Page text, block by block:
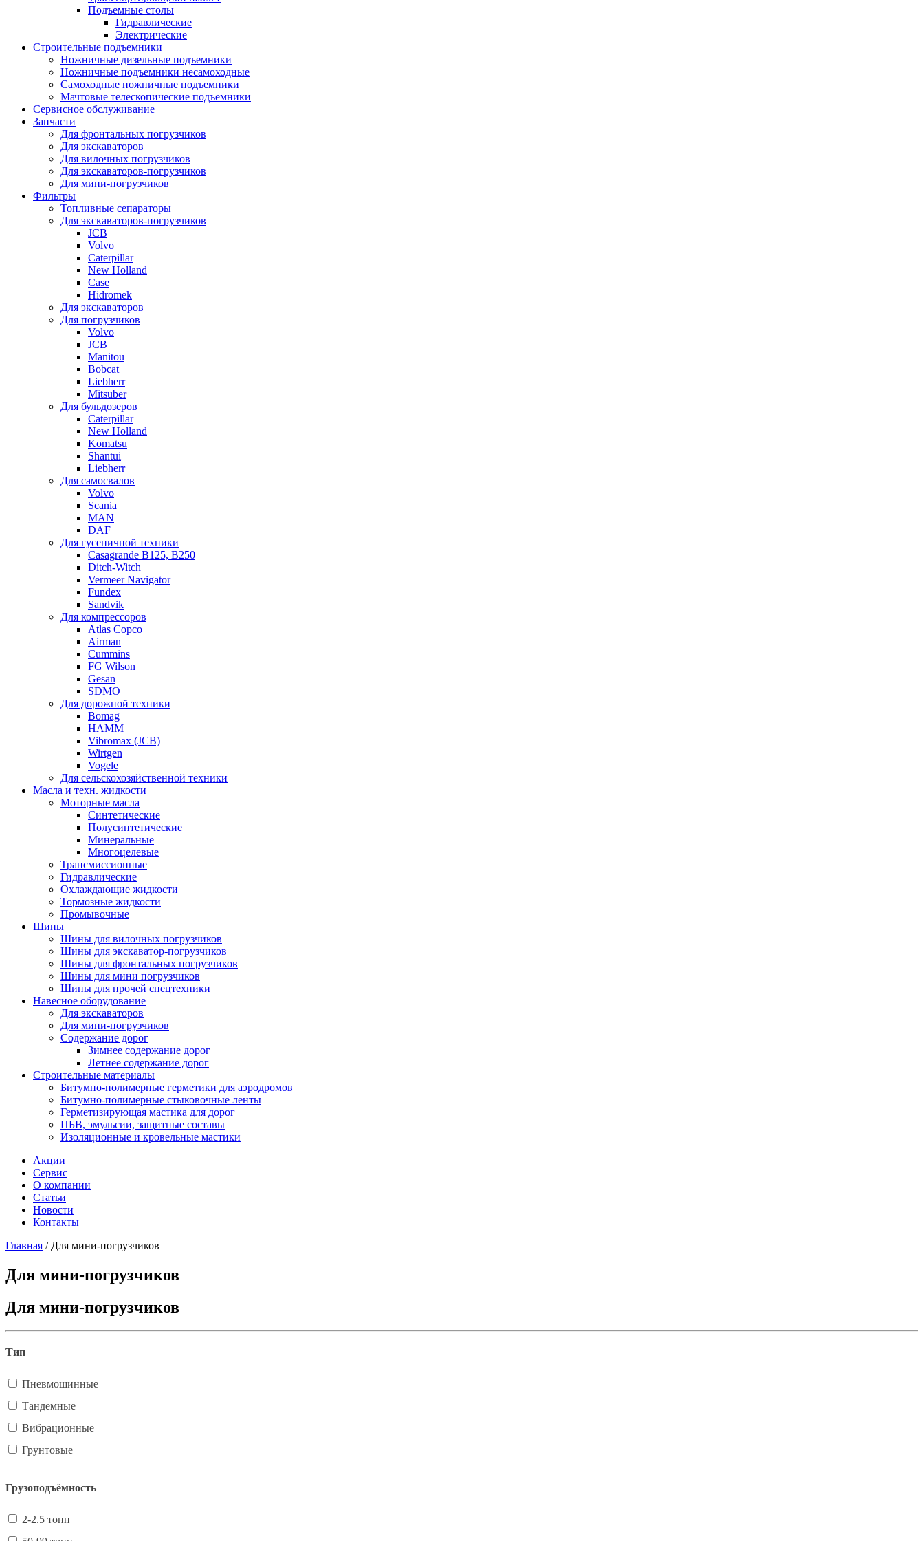
Подъемные столы
Гидравлические
Электрические
Строительные подъемники
Ножничные дизельные подъемники
Ножничные подъемники несамоходные
Самоходные ножничные подъемники
Мачтовые телескопические подъемники
Сервисное обслуживание
Запчасти
Для фронтальных погрузчиков
Для экскаваторов
Для вилочных погрузчиков
Для экскаваторов-погрузчиков
Для мини-погрузчиков
Фильтры
Топливные сепараторы
Для экскаваторов-погрузчиков
JCB
Volvo
Caterpillar
New Holland
Case
Hidromek
Для экскаваторов
Для погрузчиков
Volvo
JCB
Manitou
Bobcat
Liebherr
Mitsuber
Для бульдозеров
Caterpillar
New Holland
Komatsu
Shantui
Liebherr
Для самосвалов
Volvo
Scania
MAN
DAF
Для гусеничной техники
Casagrande B125, B250
Ditch-Witch
Vermeer Navigator
Fundex
Sandvik
Для компрессоров
Atlas Copco
Airman
Cummins
FG Wilson
Gesan
SDMO
Для дорожной техники
Bomag
HAMM
Vibromax (JCB)
Wirtgen
Vogele
Для сельскохозяйственной техники
Масла и техн. жидкости
Моторные масла
Синтетические
Полусинтетические
Минеральные
Многоцелевые
Трансмиссионные
Гидравлические
Охлаждающие жидкости
Тормозные жидкости
Промывочные
Шины
Шины для вилочных погрузчиков
Шины для экскаватор-погрузчиков
Шины для фронтальных погрузчиков
Шины для мини погрузчиков
Шины для прочей спецтехники
Навесное оборудование
Для экскаваторов
Для мини-погрузчиков
Содержание дорог
Зимнее содержание дорог
Летнее содержание дорог
Строительные материалы
Битумно-полимерные герметики для аэродромов
Битумно-полимерные стыковочные ленты
Герметизирующая мастика для дорог
ПБВ, эмульсии, защитные составы
Изоляционные и кровельные мастики
Акции
Сервис
О компании
Статьи
Новости
Контакты
Главная / Для мини-погрузчиков
Для мини-погрузчиков
Для мини-погрузчиков
Тип
Пневмошинные
Тандемные
Вибрационные
Грунтовые
Грузоподъёмность
2-2.5 тонн